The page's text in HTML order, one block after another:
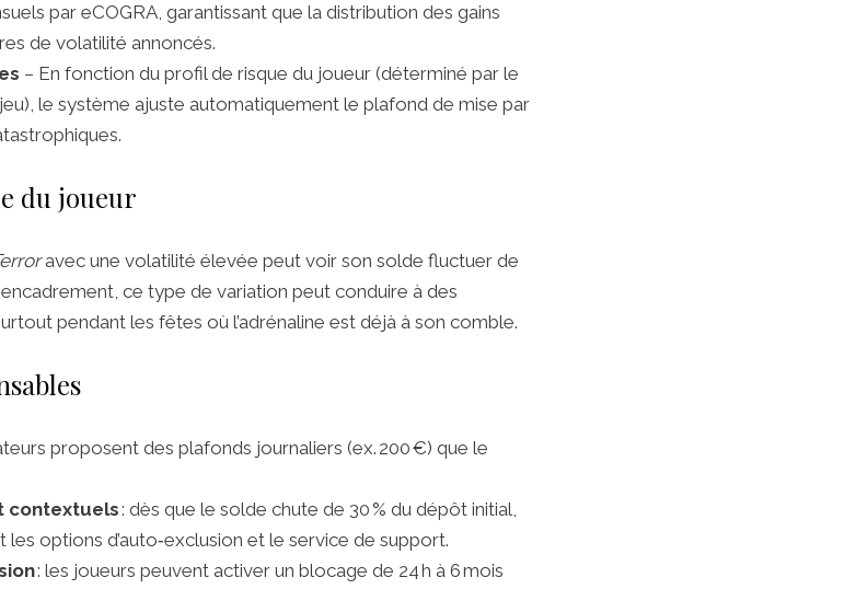
par eCOGRA, garantissant que la distribution des gains
de volatilité annoncés.
– En fonction du profil de risque du joueur (déterminé par le
le système ajuste automatiquement le plafond de mise par
du joueur
avec une volatilité élevée peut voir son solde fluctuer de
encadrement, ce type de variation peut conduire à des
pendant les fêtes où l’adrénaline est déjà à son comble.
proposent des plafonds journaliers (ex. 200 €) que le
contextuels: dès que le solde chute de 30 % du dépôt initial,
les options d’auto‑exclusion et le service de support.
: les joueurs peuvent activer un blocage de 24 h à 6 mois